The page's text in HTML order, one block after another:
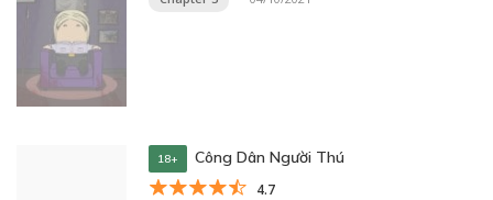
18+ Công Dân Người Thú
4.7